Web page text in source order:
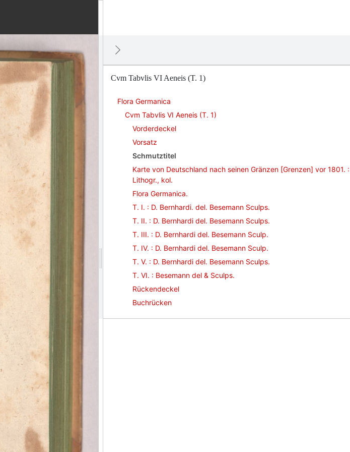
Cvm Tabvlis VI Aeneis (T. 1)
Flora Germanica
Cvm Tabvlis VI Aeneis (T. 1)
Vorderdeckel
Vorsatz
Schmutztitel
Karte von Deutschland nach seinen Gränzen [Grenzen] vor 1801. :
Lithogr., kol.
Flora Germanica.
T. I. : D. Bernhardi. del. Besemann Sculps.
T. II. : D. Bernhardi del. Besemann Sculps.
T. III. : D. Bernhardi del. Besemann Sculp.
T. IV. : D. Bernhardi del. Besemann Sculp.
T. V. : D. Bernhardi del. Besemann Sculps.
T. VI. : Besemann del & Sculps.
Rückendeckel
Buchrücken